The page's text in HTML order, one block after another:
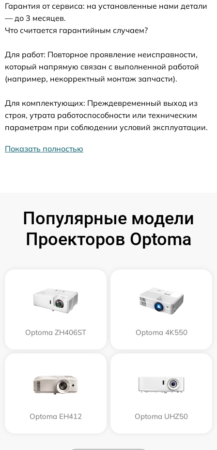
Гарантия от сервиса: на установленные нами детали
— до 3 месяцев.
Что считается гарантийным случаем?
Для работ: Повторное проявление неисправности,
который напрямую связан с выполненной работой
(например, некорректный монтаж запчасти).
Для комплектующих: Преждевременный выход из
строя, утрата работоспособности или техническим
параметрам при соблюдении условий эксплуатации.
Показать полностью
Популярные модели
Проекторов Optoma
Optoma ZH406ST Optoma 4K550
Optoma EH412 Optoma UHZ50